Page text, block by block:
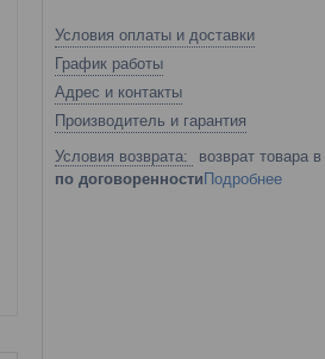
Условия оплаты и доставки
График работы
Адрес и контакты
Производитель и гарантия
возврат товара
по договоренности Подробнее